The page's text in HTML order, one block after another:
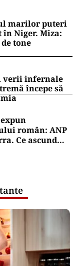
marilor puteri
Niger. Miza:
de tone
verii infernale
începe să
român: ANP
Ce ascund